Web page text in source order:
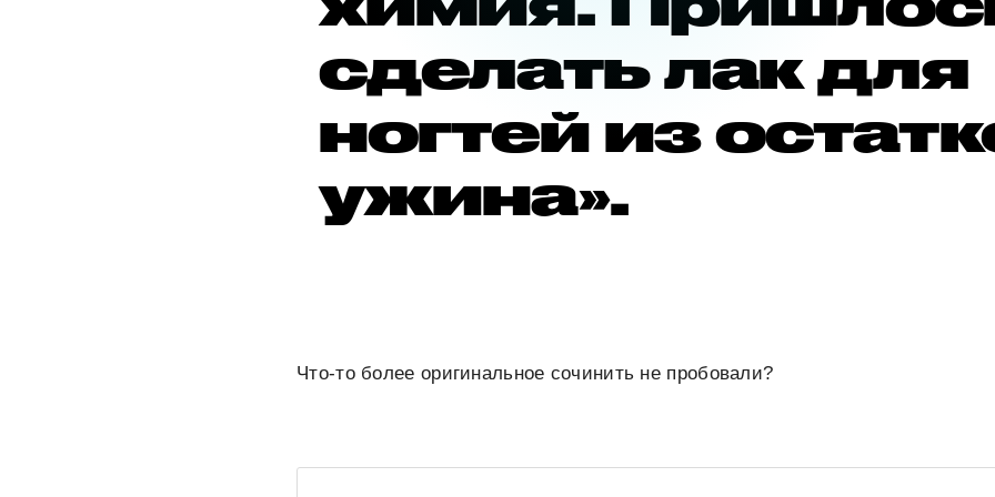
сделать лак для
ногтей из
ужина».
Что-то более оригинальное сочинить не пробовали?